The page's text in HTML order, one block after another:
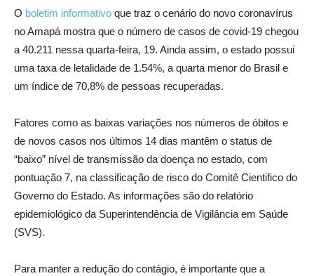
O boletim informativo que traz o cenário do novo coronavírus
no Amapá mostra que o número de casos de covid-19 chegou
a 40.211 nessa quarta-feira, 19. Ainda assim, o estado possui
uma taxa de letalidade de 1.54%, a quarta menor do Brasil e
um índice de 70,8% de pessoas recuperadas.
Fatores como as baixas variações nos números de óbitos e
de novos casos nos últimos 14 dias mantêm o status de
“baixo” nível de transmissão da doença no estado, com
pontuação 7, na classificação de risco do Comitê Cientifico do
Governo do Estado. As informações são do relatório
epidemiológico da Superintendência de Vigilância em Saúde
(SVS).
Para manter a redução do contágio, é importante que a